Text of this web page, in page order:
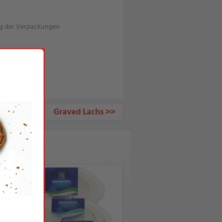
der Verpackungen
Graved Lachs >>